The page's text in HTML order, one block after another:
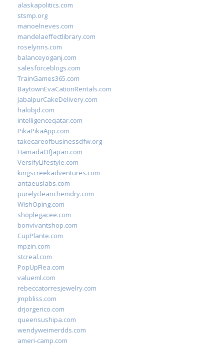
alaskapolitics.com
stsmp.org
manoelneves.com
mandelaeffectlibrary.com
roselynns.com
balanceyoganj.com
salesforceblogs.com
TrainGames365.com
BaytownEvaCationRentals.com
JabalpurCakeDelivery.com
halobjd.com
intelligenceqatar.com
PikaPikaApp.com
takecareofbusinessdfw.org
HamadaOfJapan.com
VersifyLifestyle.com
kingscreekadventures.com
antaeuslabs.com
purelycleanchemdry.com
WishOping.com
shoplegacee.com
bonvivantshop.com
CupPlante.com
mpzin.com
stcreal.com
PopUpFlea.com
valueml.com
rebeccatorresjewelry.com
jmpbliss.com
drjorgerico.com
queensushipa.com
wendyweimerdds.com
ameri-camp.com